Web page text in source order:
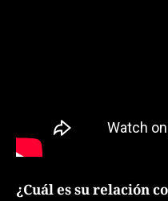
¿Cuál es su relación